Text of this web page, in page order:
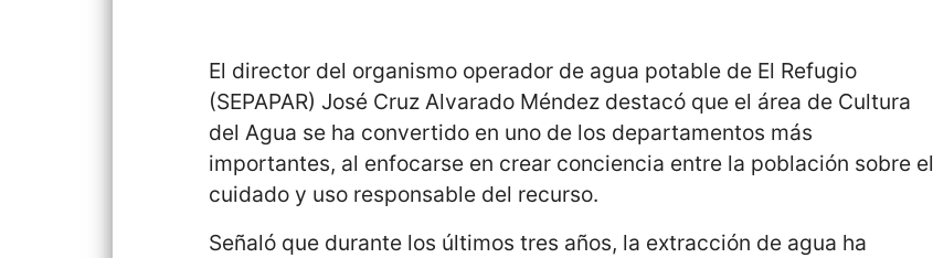
El director del organismo operador de agua potable de El Refugio
(SEPAPAR) José Cruz Alvarado Méndez destacó que el área de Cultura
del Agua se ha convertido en uno de los departamentos más
importantes, al enfocarse en crear conciencia entre la población sobre el
cuidado y uso responsable del recurso.
Señaló que durante los últimos tres años, la extracción de agua ha